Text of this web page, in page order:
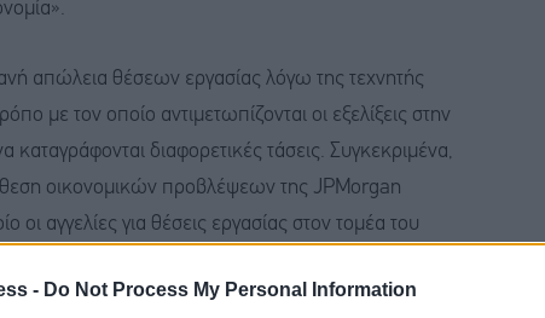
- Do Not Process My Personal Information
απώλεια θέσεων εργασίας λόγω της τεχνητής
με τον οποίο αντιμετωπίζονται οι εξελίξεις στην
καταγράφονται διαφορετικές τάσεις. Συγκεκριμένα,
οικονομικών προβλέψεων της JPMorgan
αγγελίες για θέσεις εργασίας στον τομέα του
ευρύτερης αγοράς εργασίας.